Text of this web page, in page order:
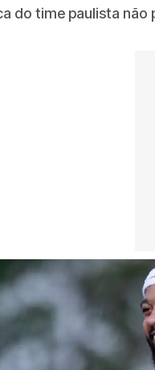
do time paulista não